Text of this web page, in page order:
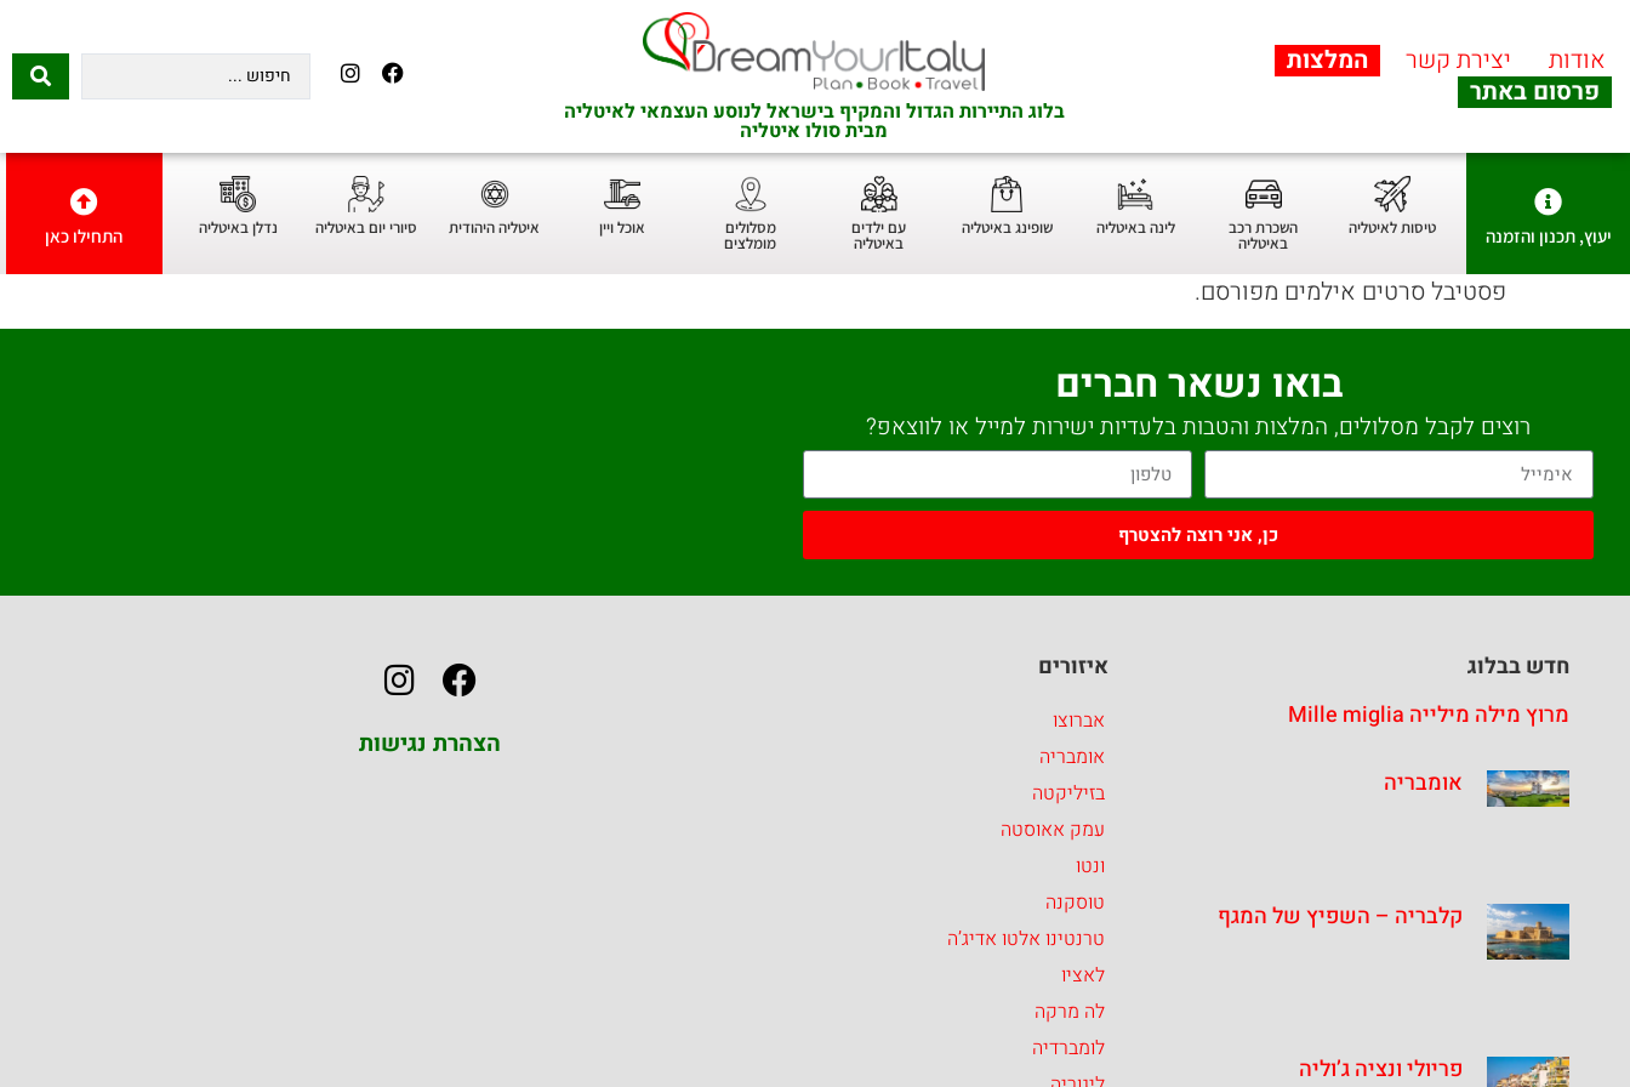
אודות יצירת קשר
המלצות
פרסום באתר
בלוג התיירות הגדול והמקיף בישראל לנוסע העצמאי לאיטליה
מבית סולו איטליה
יעוץ, תכנון והזמנה טיסות לאיטליה השכרת רכב
באיטליה
לינה באיטליה שופינג באיטליה עם ילדים
באיטליה
מסלולים
מומלצים
אוכל ויין איטליה היהודית סיורי יום באיטליה נדלן באיטליה התחילו כאן
פסטיבל סרטים אילמים מפורסם.
בואו נשאר חברים
רוצים לקבל מסלולים, המלצות והטבות בלעדיות ישירות למייל או לווצאפ?
כן, אני רוצה להצטרף
חדש בבלוג
מרוץ מילה מילייה Mille miglia
אומבריה
קלבריה – השפיץ של המגף
פריולי ונציה ג’וליה
איזורים
אברוצו
אומבריה
בזיליקטה
עמק אאוסטה
ונטו
טוסקנה
טרנטינו אלטו אדיג’ה
לאציו
לה מרקה
לומברדיה
הצהרת נגישות